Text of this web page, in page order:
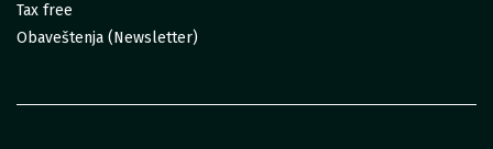
Tax free
Obaveštenja (Newsletter)